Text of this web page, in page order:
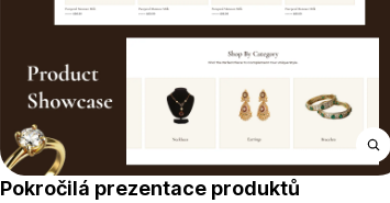
Pokročilá prezentace produktů